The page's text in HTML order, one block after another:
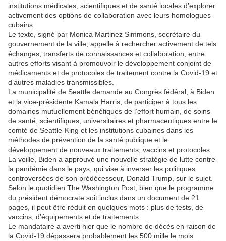
institutions médicales, scientifiques et de santé locales d’explorer
activement des options de collaboration avec leurs homologues
cubains.
Le texte, signé par Monica Martinez Simmons, secrétaire du
gouvernement de la ville, appelle à rechercher activement de tels
échanges, transferts de connaissances et collaboration, entre
autres efforts visant à promouvoir le développement conjoint de
médicaments et de protocoles de traitement contre la Covid-19 et
d’autres maladies transmissibles.
La municipalité de Seattle demande au Congrès fédéral, à Biden
et la vice-présidente Kamala Harris, de participer à tous les
domaines mutuellement bénéfiques de l’effort humain, de soins
de santé, scientifiques, universitaires et pharmaceutiques entre le
comté de Seattle-King et les institutions cubaines dans les
méthodes de prévention de la santé publique et le
développement de nouveaux traitements, vaccins et protocoles.
La veille, Biden a approuvé une nouvelle stratégie de lutte contre
la pandémie dans le pays, qui vise à inverser les politiques
controversées de son prédécesseur, Donald Trump, sur le sujet.
Selon le quotidien The Washington Post, bien que le programme
du président démocrate soit inclus dans un document de 21
pages, il peut être réduit en quelques mots : plus de tests, de
vaccins, d’équipements et de traitements.
Le mandataire a averti hier que le nombre de décès en raison de
la Covid-19 dépassera probablement les 500 mille le mois